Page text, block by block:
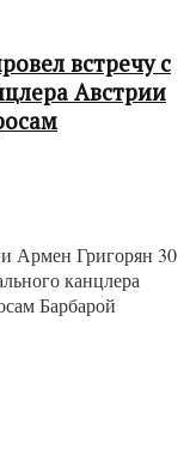
встречу с
Австрии
Армен Григорян 30
канцлера
Барбарой